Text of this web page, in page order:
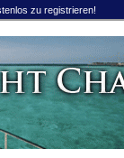
zu registrieren!